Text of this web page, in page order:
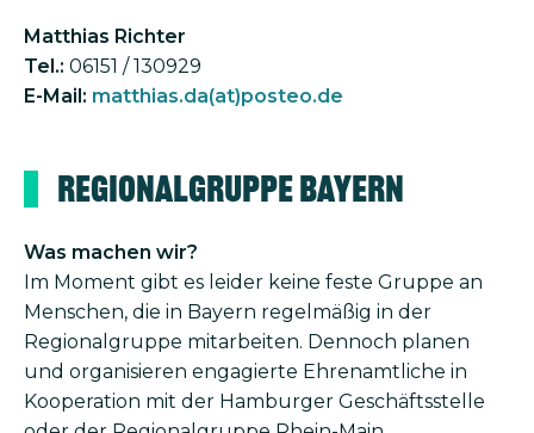
Matthias Richter
Tel.: 06151 / 130929
E-Mail: matthias.da(at)posteo.de
Regionalgruppe Bayern
Was machen wir?
Im Moment gibt es leider keine feste Gruppe an
Menschen, die in Bayern regelmäßig in der
Regional­gruppe mitarbeiten. Dennoch planen
und organisieren engagierte Ehren­amtliche in
Kooperation mit der Hamburger Geschäfts­stelle